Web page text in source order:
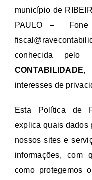
município de
PAULO – Fone
conhecida
CONTABILIDADE,
interesses de
Esta Política de
explica quais dados
nossos sites e
informações, com
como protegemos